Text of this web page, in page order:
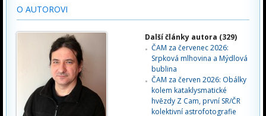
O AUTOROVI
Další články autora (329)
ČAM za červenec 2026:
Srpková mlhovina a Mýdlová
bublina
ČAM za červen 2026: Obálky
kolem kataklysmatické
hvězdy Z Cam, první SR/ČR
kolektivní astrofotografie